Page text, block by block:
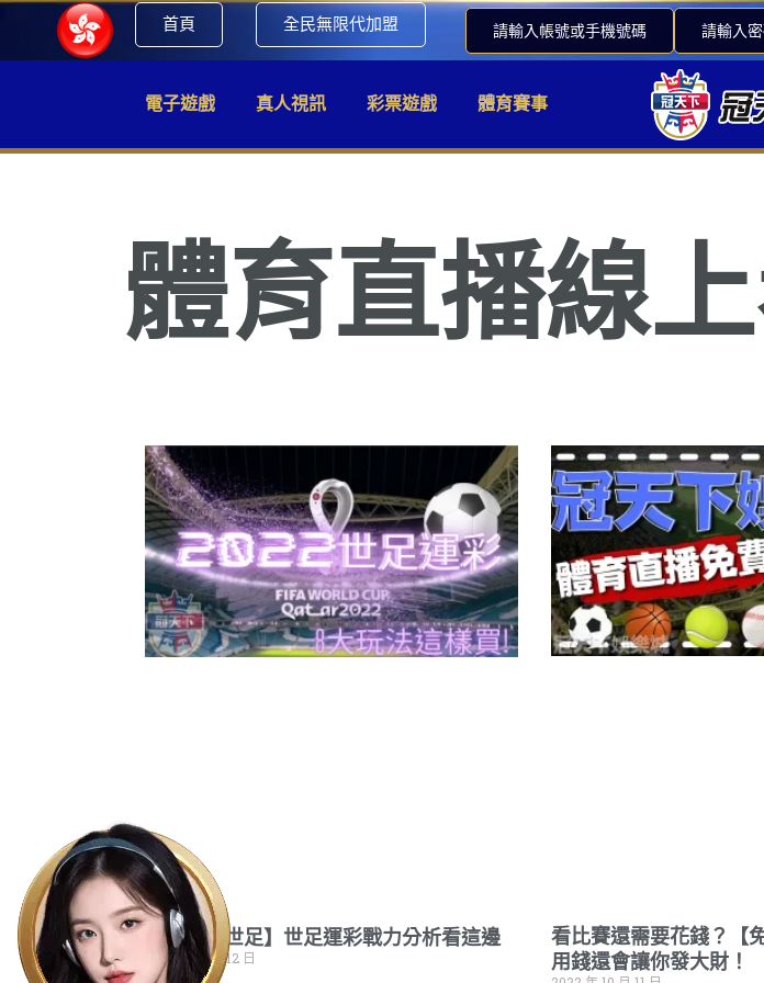
首頁 全民無限代加盟 請輸入帳號或手機號碼 請輸入
電子遊戲 真人視訊 彩票遊戲 體育賽事
體育直播線
【運彩瘋世足】世足運彩戰力分析看這邊
2022 年 11 月 12 日
看比賽還需要花錢？【
用錢還會讓你發大財！